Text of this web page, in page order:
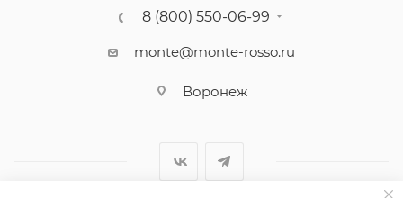
8 (800) 550-06-99
monte@monte-rosso.ru
Воронеж